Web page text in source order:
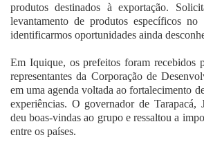
produtos destinados à exportação.
levantamento de produtos específicos
identificarmos oportunidades ainda
Em Iquique, os prefeitos foram recebidos
representantes da Corporação de
em uma agenda voltada ao fortalecimento
experiências. O governador de Tarapacá,
deu boas-vindas ao grupo e ressaltou a
entre os países.